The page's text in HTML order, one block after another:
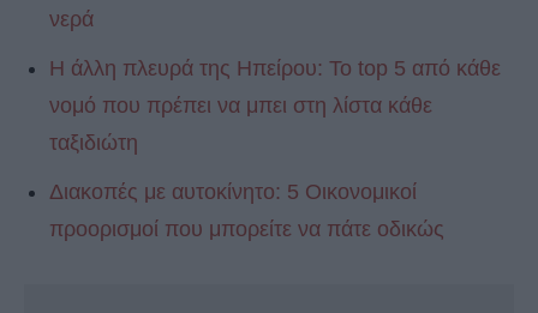
νερά
Η άλλη πλευρά της Ηπείρου: Το top 5 από κάθε
νομό που πρέπει να μπει στη λίστα κάθε
ταξιδιώτη
Διακοπές με αυτοκίνητο: 5 Οικονομικοί
προορισμοί που μπορείτε να πάτε οδικώς